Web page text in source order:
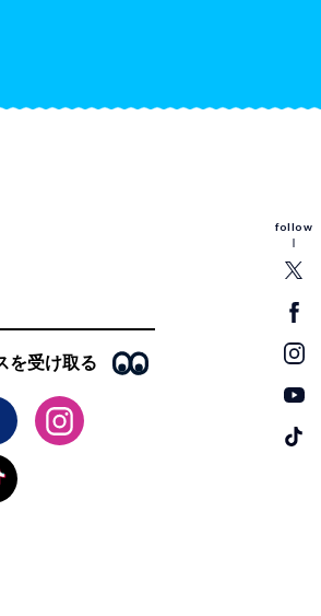
follow
を受け取る